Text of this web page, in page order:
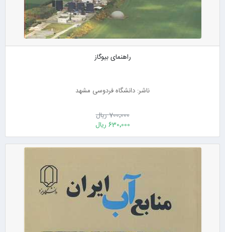
راهنمای بیوگاز
ناشر: دانشگاه فردوسی مشهد
700٬000 ریال
630٬000 ریال